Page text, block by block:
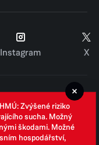
Instagram X
Zvýšené riziko
sucha. Možný
škodami. Možné
hospodářství,